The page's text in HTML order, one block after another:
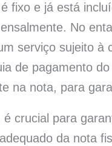
fixo e já está
No
serviço sujeito à
de pagamento
na nota, para
crucial para
da nota